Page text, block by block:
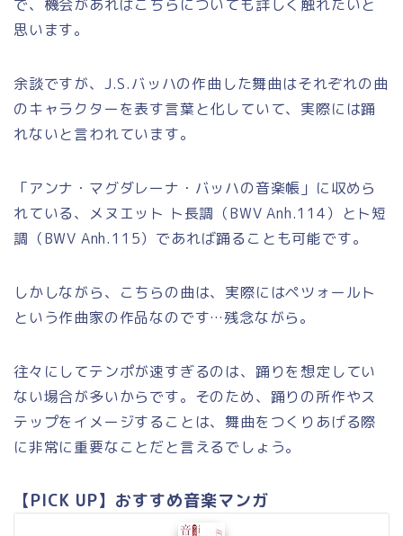
で、機会があればこちらについても詳しく触れたいと
思います。
余談ですが、J.S.バッハの作曲した舞曲はそれぞれの曲
のキャラクターを表す言葉と化していて、実際には踊
れないと言われています。
「アンナ・マグダレーナ・バッハの音楽帳」に収めら
れている、メヌエット ト長調（BWV Anh.114）とト短
調（BWV Anh.115）であれば踊ることも可能です。
しかしながら、こちらの曲は、実際にはペツォールト
という作曲家の作品なのです…残念ながら。
往々にしてテンポが速すぎるのは、踊りを想定してい
ない場合が多いからです。そのため、踊りの所作やス
テップをイメージすることは、舞曲をつくりあげる際
に非常に重要なことだと言えるでしょう。
【PICK UP】おすすめ音楽マンガ